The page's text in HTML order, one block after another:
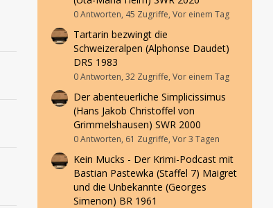
0 Antworten, 45 Zugriffe, Vor einem Tag
Tartarin bezwingt die
Schweizeralpen (Alphonse Daudet)
DRS 1983
0 Antworten, 32 Zugriffe, Vor einem Tag
Der abenteuerliche Simplicissimus
(Hans Jakob Christoffel von
Grimmelshausen) SWR 2000
0 Antworten, 61 Zugriffe, Vor 3 Tagen
Kein Mucks - Der Krimi-Podcast mit
Bastian Pastewka (Staffel 7) Maigret
und die Unbekannte (Georges
Simenon) BR 1961